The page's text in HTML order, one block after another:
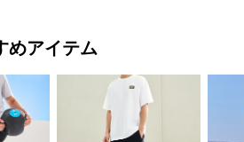
めアイテム